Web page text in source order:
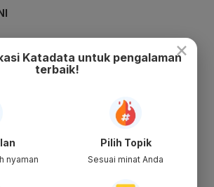
×
Katadata untuk pengalaman
terbaik!
nyaman
Pilih Topik
Sesuai minat Anda